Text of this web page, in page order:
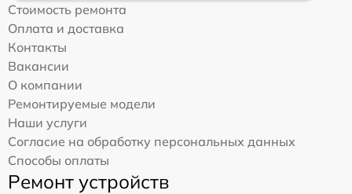
Стоимость ремонта
Оплата и доставка
Контакты
Вакансии
О компании
Ремонтируемые модели
Наши услуги
Согласие на обработку персональных данных
Способы оплаты
Ремонт устройств